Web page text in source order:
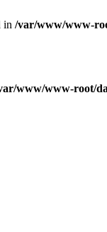
in /var/www/www-
www/www-root/